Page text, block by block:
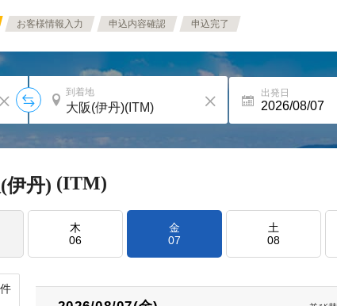
お客様情報入力 申込内容確認 申込完了
到着地 出発日
伊丹) (ITM)
木
06
金
07
土
08
件